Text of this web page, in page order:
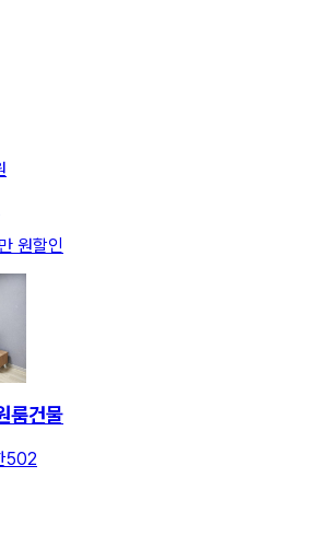
원할인
룸건물
502